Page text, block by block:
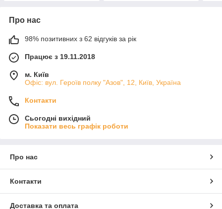
Про нас
98% позитивних з 62 відгуків за рік
Працює з 19.11.2018
м. Київ
Офіс: вул. Героїв полку "Азов", 12, Київ, Україна
Контакти
Сьогодні вихідний
Показати весь графік роботи
Про нас
Контакти
Доставка та оплата